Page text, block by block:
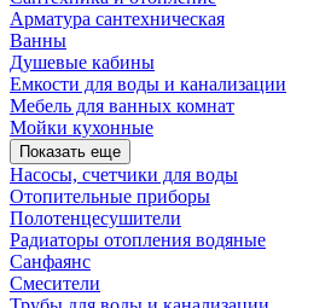
Арматура сантехническая
Ванны
Душевые кабины
Емкости для воды и канализации
Мебель для ванных комнат
Мойки кухонные
Показать еще
Насосы, счетчики для воды
Отопительные приборы
Полотенцесушители
Радиаторы отопления водяные
Санфаянс
Смесители